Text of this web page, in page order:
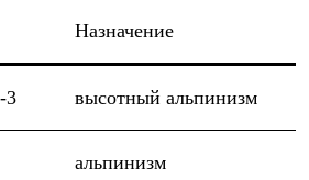
Назначение
3 высотный альпинизм
альпинизм